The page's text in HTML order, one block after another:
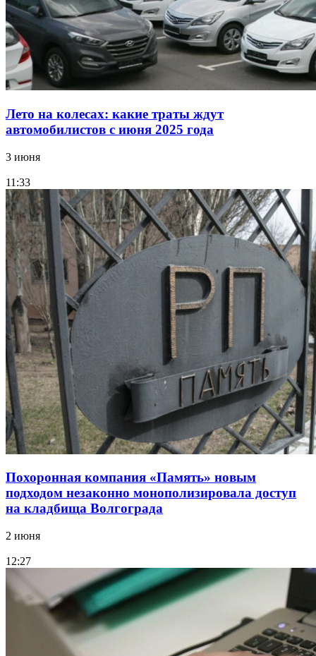
Лето на колесах: какие траты ждут
автомобилистов с июня 2025 года
3 июня
11:33
Похоронная компания «Память» новым
подходом незаконно монополизировала доступ
на кладбища Волгограда
2 июня
12:27